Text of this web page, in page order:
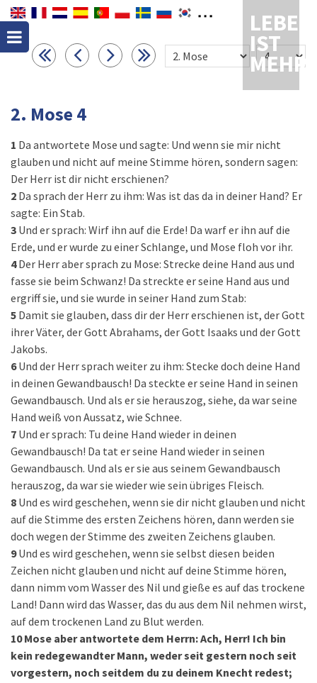
LEBEN
IST
MEHR
2. Mose 4
1 Da antwortete Mose und sagte: Und wenn sie mir nicht
glauben und nicht auf meine Stimme hören, sondern sagen:
Der Herr ist dir nicht erschienen?
2 Da sprach der Herr zu ihm: Was ist das da in deiner Hand? Er
sagte: Ein Stab.
3 Und er sprach: Wirf ihn auf die Erde! Da warf er ihn auf die
Erde, und er wurde zu einer Schlange, und Mose floh vor ihr.
4 Der Herr aber sprach zu Mose: Strecke deine Hand aus und
fasse sie beim Schwanz! Da streckte er seine Hand aus und
ergriff sie, und sie wurde in seiner Hand zum Stab:
5 Damit sie glauben, dass dir der Herr erschienen ist, der Gott
ihrer Väter, der Gott Abrahams, der Gott Isaaks und der Gott
Jakobs.
6 Und der Herr sprach weiter zu ihm: Stecke doch deine Hand
in deinen Gewandbausch! Da steckte er seine Hand in seinen
Gewandbausch. Und als er sie herauszog, siehe, da war seine
Hand weiß von Aussatz, wie Schnee.
7 Und er sprach: Tu deine Hand wieder in deinen
Gewandbausch! Da tat er seine Hand wieder in seinen
Gewandbausch. Und als er sie aus seinem Gewandbausch
herauszog, da war sie wieder wie sein übriges Fleisch.
8 Und es wird geschehen, wenn sie dir nicht glauben und nicht
auf die Stimme des ersten Zeichens hören, dann werden sie
doch wegen der Stimme des zweiten Zeichens glauben.
9 Und es wird geschehen, wenn sie selbst diesen beiden
Zeichen nicht glauben und nicht auf deine Stimme hören,
dann nimm vom Wasser des Nil und gieße es auf das trockene
Land! Dann wird das Wasser, das du aus dem Nil nehmen wirst,
auf dem trockenen Land zu Blut werden.
10 Mose aber antwortete dem Herrn: Ach, Herr! Ich bin
kein redegewandter Mann, weder seit gestern noch seit
vorgestern, noch seitdem du zu deinem Knecht redest;